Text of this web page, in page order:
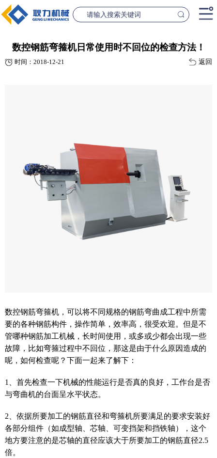
GL1500-2500数控钢筋笼滚焊机
查看更多
首页
产品中心
公司简介
数控钢筋弯箍机日常使用时不回位的检查方法！
时间：2018-12-21 返回
数控钢筋弯箍机，可以将不同规格的钢筋弯曲成工程中所需
要的各种钢筋构件，操作简单，效率高，很受欢迎。但是不
管哪种钢筋加工机械，长时间使用，或多或少都会出现一些
故障，比如弯箍过程中不回位，那这是由于什么原因造成的
呢，如何检查呢？下面一起来了解下：
1、首先检查一下机械的性能运行是否真的良好，工作台是否
与弯曲机的台面呈水平状态。
2、依据所要加工的钢筋直径和弯箍机所要满足的要求安装好
各部分组件（如成型轴、芯轴、可变挡架和挡铁轴），这个
地方要注意的是芯轴的直径应该大于所要加工的钢筋直径2.5
倍。